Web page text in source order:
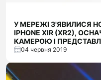
У МЕРЕЖІ З'ЯВИЛИСЯ
IPHONE XIR (XR2),
КАМЕРОЮ І
04 червня 2019